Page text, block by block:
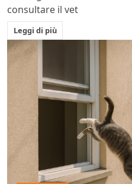
consultare il vet
Leggi di più